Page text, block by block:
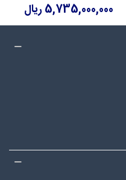
5,735,000,000 ریال